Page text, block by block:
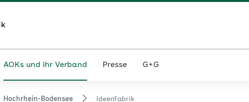
AOKs und ihr Verband Presse G+G
Hochrhein-Bodensee Ideenfabrik